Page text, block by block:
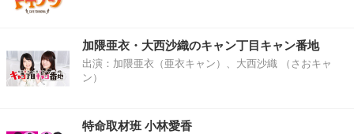
加隈亜衣・大西沙織のキャン丁目キャン番地
出演：加隈亜衣（亜衣キャン）、大西沙織 （さおキャ
ン）
特命取材班 小林愛香